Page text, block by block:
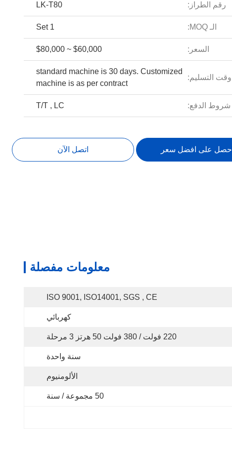
رقم الطراز: LK-T80
الـ MOQ: 1 Set
السعر: $60,000 ~ $80,000
وقت التسليم:
standard machine is 30 days. Customized
machine is as per contract
شروط الدفع: T/T , LC
احصل على افضل سعر اتصل الآن
معلومات مفصلة
ISO 9001, ISO14001, SGS , CE
كهربائي
220 فولت / 380 فولت 50 هرتز 3 مرحلة
سنة واحدة
الألومنيوم
50 مجموعة / سنة